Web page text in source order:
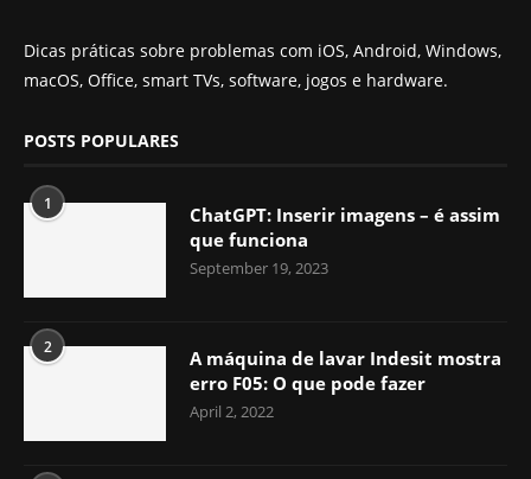
Dicas práticas sobre problemas com iOS, Android, Windows,
macOS, Office, smart TVs, software, jogos e hardware.
POSTS POPULARES
1
ChatGPT: Inserir imagens – é assim
que funciona
September 19, 2023
2
A máquina de lavar Indesit mostra
erro F05: O que pode fazer
April 2, 2022